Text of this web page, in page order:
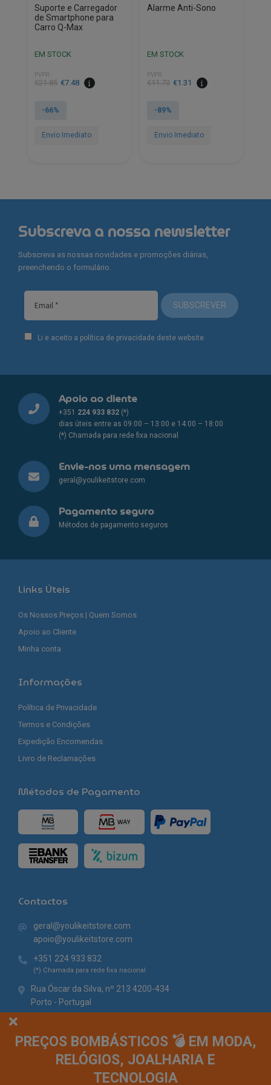
Suporte e Carregador
de Smartphone para
Carro Q-Max
EM STOCK
PVPR
€21.85
O
original
€21.85.
€7.48
O
atual
€7.48.
-66%
Envio Imediato
Alarme Anti-Sono
EM STOCK
PVPR
€11.73
O
original
€11.73.
€1.31
O
atual
€1.31.
-89%
Envio Imediato
PREÇOS BOMBÁSTICOS 💣 EM MODA,
RELÓGIOS, JOALHARIA E
TECNOLOGIA
Subscreva a nossa newsletter
Subscreva as nossas novidades e promoções diárias,
preenchendo o formulário.
SUBSCREVER
Li e aceito a política de privacidade deste website.
Apoio ao cliente
+351 224 933 832 (*)
dias úteis entre as 09:00 – 13:00 e 14:00 – 18:00
(*) Chamada para rede fixa nacional
Envie-nos uma mensagem
geral@youlikeitstore.com
Pagamento seguro
Métodos de pagamento seguros
Links Úteis
Os Nossos Preços | Quem Somos
Apoio ao Cliente
Minha conta
Informações
Política de Privacidade
Termos e Condições
Expedição Encomendas
Livro de Reclamações
Métodos de Pagamento
Contactos
geral@youlikeitstore.com
apoio@youlikeitstore.com
+351 224 933 832
(*) Chamada para rede fixa nacional
Rua Óscar da Silva, nº 213 4200-434
Porto - Portugal